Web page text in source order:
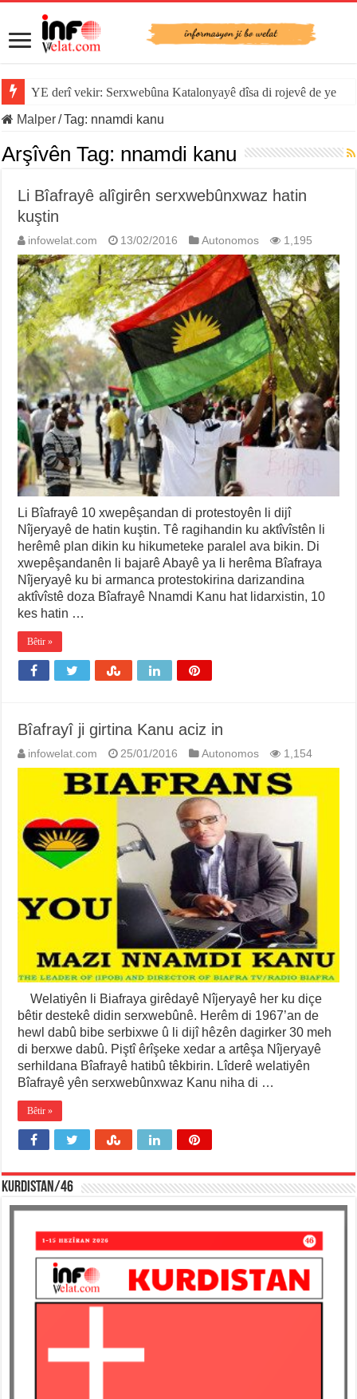
YE derî vekir: Serxwebûna Katalonyayê dîsa di rojevê de ye
Malper/Tag: nnamdi kanu
Arşîvên Tag: nnamdi kanu
Li Bîafrayê alîgirên serxwebûnxwaz hatin
kuştin
infowelat.com 13/02/2016 Autonomos 1,195
Li Bîafrayê 10 xwepêşandan di protestoyên li dijî
Nîjeryayê de hatin kuştin. Tê ragihandin ku aktîvîstên li
herêmê plan dikin ku hikumeteke paralel ava bikin. Di
xwepêşandanên li bajarê Abayê ya li herêma Bîafraya
Nîjeryayê ku bi armanca protestokirina darizandina
aktîvîstê doza Bîafrayê Nnamdi Kanu hat lidarxistin, 10
kes hatin …
Bêtir »
Bîafrayî ji girtina Kanu aciz in
infowelat.com 25/01/2016 Autonomos 1,154
Welatiyên li Biafraya girêdayê Nîjeryayê her ku diçe
bêtir destekê didin serxwebûnê. Herêm di 1967’an de
hewl dabû bibe serbixwe û li dijî hêzên dagirker 30 meh
di berxwe dabû. Piştî êrîşeke xedar a artêşa Nîjeryayê
serhildana Bîafrayê hatibû têkbirin. Lîderê welatiyên
Bîafrayê yên serxwebûnxwaz Kanu niha di …
Bêtir »
KURDISTAN/46